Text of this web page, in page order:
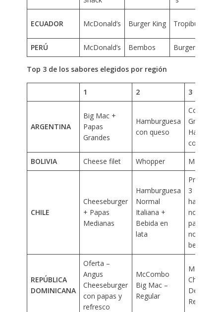
ECUADOR McDonald’s Burger King Tropiburger
PERÚ
McDonald’s Bembos Burger King
Top 3 de los sabores elegidos por región
1 2 3
ARGENTINA
Big Mac +
Papas
Grandes
Hamburguesa
con queso
Combo
Grande
con
BOLIVIA
Cheese filet Whopper Magnifica
CHILE
Cheeseburger
+ Papas
Medianas
Hamburguesa
Normal
Italiana +
Bebida en
lata
Promo
3
normales
papas
normales
bebida 1.5
REPÚBLICA
DOMINICANA
Oferta –
Angus
Cheeseburger
con papas y
refresco
McCombo
Big Mac –
Regular
McAhorro
Deluxe –
Regular